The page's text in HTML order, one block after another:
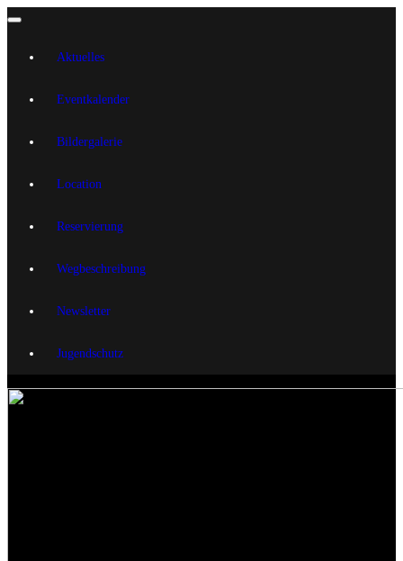
Aktuelles
Eventkalender
Bildergalerie
Location
Reservierung
Wegbeschreibung
Newsletter
Jugendschutz